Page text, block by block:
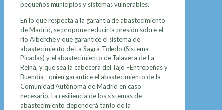
pequeños municipios y sistemas vulnerables.
En lo que respecta a la garantía de abastecimiento
de Madrid, se propone reducir la presión sobre el
río Alberche y que garantice el sistema de
abastecimiento de La Sagra-Toledo (Sistema
Picadas) y el abastecimiento de Talavera de La
Reina, y que sea la cabecera del Tajo –Entrepeñas y
Buendía– quien garantice el abastecimiento de la
Comunidad Autónoma de Madrid en caso
necesario. La resiliencia de los sistemas de
abastecimiento dependerá tanto de la